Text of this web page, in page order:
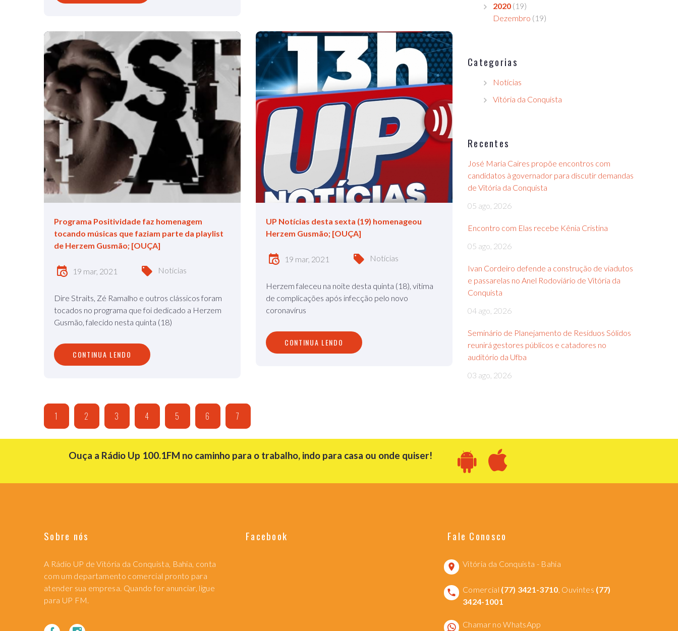
Programa Positividade faz homenagem
tocando músicas que faziam parte da playlist
de Herzem Gusmão; [OUÇA]
19 mar, 2021 Notícias
Dire Straits, Zé Ramalho e outros clássicos foram
tocados no programa que foi dedicado a Herzem
Gusmão, falecido nesta quinta (18)
CONTINUA LENDO
UP Notícias desta sexta (19) homenageou
Herzem Gusmão; [OUÇA]
19 mar, 2021 Notícias
Herzem faleceu na noite desta quinta (18), vítima
de complicações após infecção pelo novo
coronavírus
CONTINUA LENDO
1 2 3 4 5 6 7
2020 (19)
Dezembro (19)
Categorias
Notícias
Vitória da Conquista
Recentes
José Maria Caires propõe encontros com
candidatos à governador para discutir demandas
de Vitória da Conquista
05 ago, 2026
Encontro com Elas recebe Kênia Cristina
05 ago, 2026
Ivan Cordeiro defende a construção de viadutos
e passarelas no Anel Rodoviário de Vitória da
Conquista
04 ago, 2026
Seminário de Planejamento de Resíduos Sólidos
reunirá gestores públicos e catadores no
auditório da Ufba
03 ago, 2026
Ouça a Rádio Up 100.1FM no caminho para o trabalho, indo para casa ou onde quiser!
Sobre nós
A Rádio UP de Vitória da Conquista, Bahia, conta
com um departamento comercial pronto para
atender sua empresa. Quando for anunciar, ligue
para UP FM.
Facebook Fale Conosco
Vitória da Conquista - Bahia
Comercial (77) 3421-3710, Ouvintes (77)
3424-1001
Chamar no WhatsApp